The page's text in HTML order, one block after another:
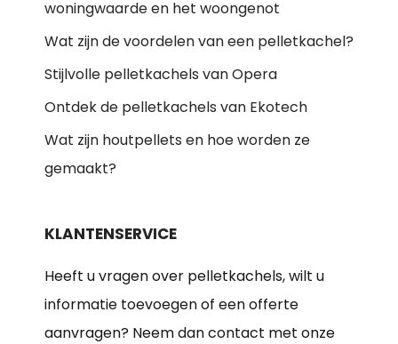
woningwaarde en het woongenot
Wat zijn de voordelen van een pelletkachel?
Stijlvolle pelletkachels van Opera
Ontdek de pelletkachels van Ekotech
Wat zijn houtpellets en hoe worden ze
gemaakt?
KLANTENSERVICE
Heeft u vragen over pelletkachels, wilt u
informatie toevoegen of een offerte
aanvragen? Neem dan contact met onze